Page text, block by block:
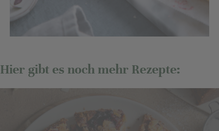
Hier gibt es noch mehr Rezepte: